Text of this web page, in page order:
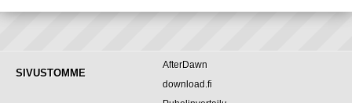
SIVUSTOMME
AfterDawn
download.fi